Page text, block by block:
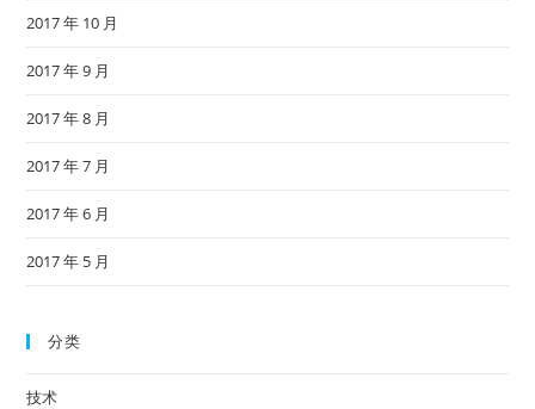
2017 年 10 月
2017 年 9 月
2017 年 8 月
2017 年 7 月
2017 年 6 月
2017 年 5 月
分类
技术